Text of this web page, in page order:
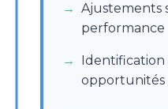
Ajustements
performance
opportunités